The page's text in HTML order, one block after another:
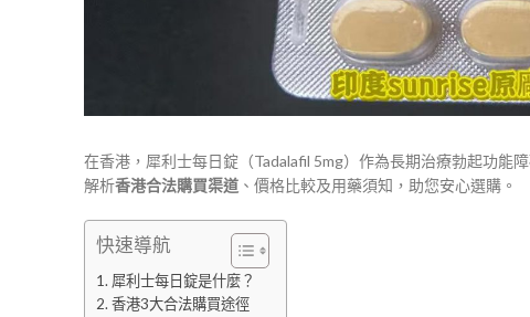
在香港，犀利士每日錠（Tadalafil 5mg）作為長期治療勃起功能
解析香港合法購買渠道 、價格比較及用藥須知，助您安心選購。
快速導航
犀利士每日錠是什麼？
香港3大合法購買途徑